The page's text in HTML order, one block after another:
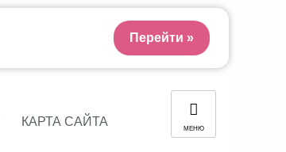
КАРТА САЙТА МЕНЮ
Перейти »